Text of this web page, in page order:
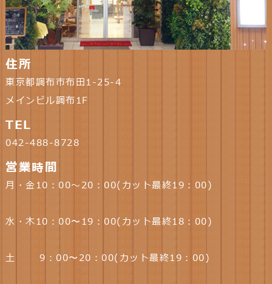
住所
東京都調布市布田1-25-4
メインビル調布1F
TEL
042-488-8728
営業時間
月・金10：00～20：00(カット最終19：00)
水・木10：00〜19：00(カット最終18：00)
土 9：00〜20：00(カット最終19：00)